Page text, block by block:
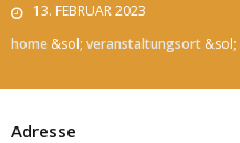
13. FEBRUAR 2023
home &sol; veranstaltungsort &sol;
Adresse